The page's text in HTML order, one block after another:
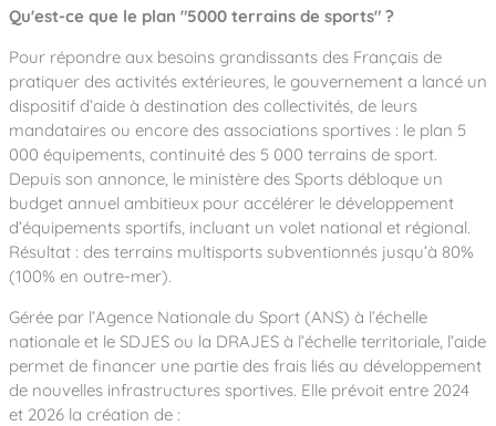
Qu'est-ce que le plan "5000 terrains de sports" ?
Pour répondre aux besoins grandissants des Français de
pratiquer des activités extérieures, le gouvernement a lancé un
dispositif d’aide à destination des collectivités, de leurs
mandataires ou encore des associations sportives : le plan 5
000 équipements, continuité des 5 000 terrains de sport.
Depuis son annonce, le ministère des Sports débloque un
budget annuel ambitieux pour accélérer le développement
d’équipements sportifs, incluant un volet national et régional.
Résultat : des terrains multisports subventionnés jusqu’à 80%
(100% en outre-mer).
Gérée par l’Agence Nationale du Sport (ANS) à l’échelle
nationale et le SDJES ou la DRAJES à l’échelle territoriale, l’aide
permet de financer une partie des frais liés au développement
de nouvelles infrastructures sportives. Elle prévoit entre 2024
et 2026 la création de :